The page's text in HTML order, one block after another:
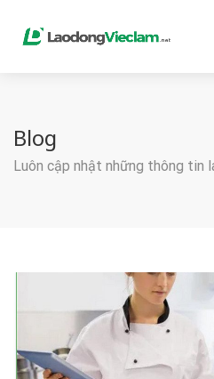
Blog
Luôn cập nhật những thông tin